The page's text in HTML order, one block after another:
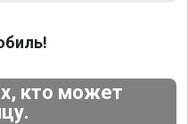
кто может